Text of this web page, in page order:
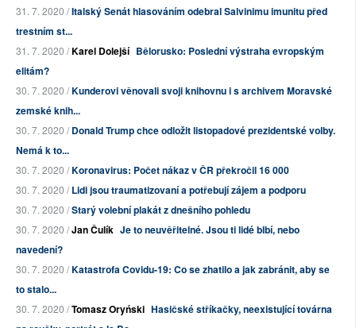
31. 7. 2020 /Italský Senát hlasováním odebral Salvinimu imunitu před
trestním st...
31. 7. 2020 /Karel Dolejší Bělorusko: Poslední výstraha evropským
elitám?
30. 7. 2020 /Kunderovi věnovali svoji knihovnu i s archivem Moravské
zemské knih...
30. 7. 2020 /Donald Trump chce odložit listopadové prezidentské volby.
Nemá k to...
30. 7. 2020 /Koronavirus: Počet nákaz v ČR překročil 16 000
30. 7. 2020 /Lidi jsou traumatizovaní a potřebují zájem a podporu
30. 7. 2020 /Starý volební plakát z dnešního pohledu
30. 7. 2020 /Jan Čulík Je to neuvěřitelné. Jsou ti lidé blbí, nebo
navedení?
30. 7. 2020 /Katastrofa Covidu-19: Co se zhatilo a jak zabránit, aby se
to stalo...
30. 7. 2020 /Tomasz Oryński Hasičské stříkačky, neexistující továrna